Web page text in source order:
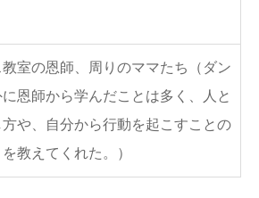
教室の恩師、周りのママたち（ダン
に恩師から学んだことは多く、人と
や、自分から行動を起こすことの
教えてくれた。）